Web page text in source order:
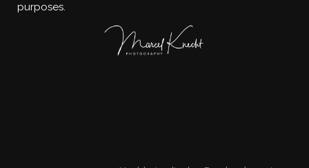
purposes.